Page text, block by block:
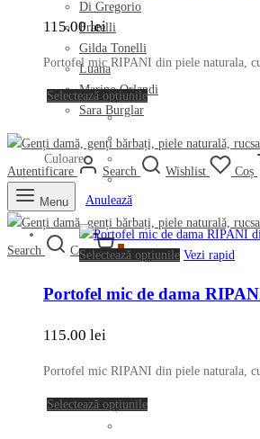
Di Gregorio
Fratelli
Gilda Tonelli
Luana
Marino Orlandi
Sara Burglar
Autentificare Search Wishlist Coș
Menu
Search Coș 0
Opțiunile
în
pagina
115.00lei
Portofel mic RIPANI din piele naturala,
Selectează opțiunileAcest
are
mai
multe
Opțiunile
pot
fi
în
Culoare
Anulează
Selectează opțiunile Acest
are
Opțiunile
Vezi rapid
Portofel mic de dama
115.00 lei
Portofel mic RIPANI din piele naturala,
Selectează opțiunileAcest